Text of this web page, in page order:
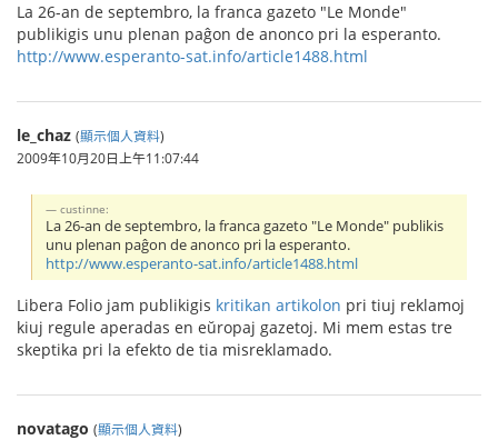
La 26-an de septembro, la franca gazeto "Le Monde"
publikigis unu plenan paĝon de anonco pri la esperanto.
http://www.esperanto-sat.info/article1488.html
le_chaz (顯示個人資料)
2009年10月20日上午11:07:44
custinne:
La 26-an de septembro, la franca gazeto "Le Monde" publikis
unu plenan paĝon de anonco pri la esperanto.
http://www.esperanto-sat.info/article1488.html
Libera Folio jam publikigis kritikan artikolon pri tiuj reklamoj
kiuj regule aperadas en eŭropaj gazetoj. Mi mem estas tre
skeptika pri la efekto de tia misreklamado.
novatago (顯示個人資料)